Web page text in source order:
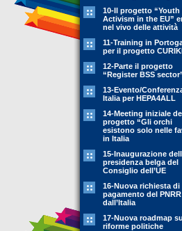
10-Il progetto “Youth
Activism in the EU”
nel vivo delle attività
11-Training in
per il progetto
12-Parte il progetto
“Register BSS
13-Evento/
Italia per HEPA4ALL
14-Meeting iniziale
progetto “Gli orchi
esistono solo nelle
in Italia
15-Inaugurazione
presidenza belga del
Consiglio dell’UE
16-Nuova richiesta di
pagamento del PNRR
dall’Italia
17-Nuova roadmap
riforme politiche